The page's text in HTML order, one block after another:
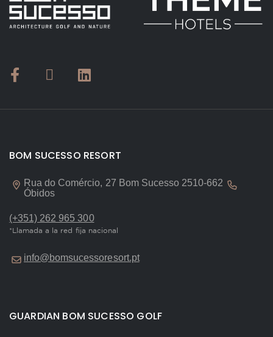
BOM SUCESSO RESORT
Rua do Comércio, 27 Bom Sucesso 2510-662
Óbidos
(+351) 262 965 300
*Llamada a la red fija nacional
info@bomsucessoresort.pt
GUARDIAN BOM SUCESSO GOLF